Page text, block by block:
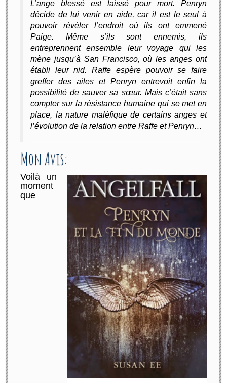
L’ange blessé est laissé pour mort. Penryn
décide de lui venir en aide, car il est le seul à
pouvoir révéler l’endroit où ils ont emmené
Paige. Même s’ils sont ennemis, ils
entreprennent ensemble leur voyage qui les
mène jusqu’à San Francisco, où les anges ont
établi leur nid. Raffe espère pouvoir se faire
greffer des ailes et Penryn entrevoit enfin la
possibilité de sauver sa sœur. Mais c’était sans
compter sur la résistance humaine qui se met en
place, la nature maléfique de certains anges et
l’évolution de la relation entre Raffe et Penryn…
Mon Avis:
Voilà un
moment
que